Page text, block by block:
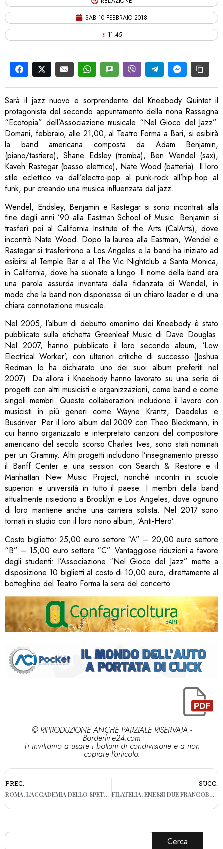
SAB 10 FEBBRAIO 2018
11:45
Sarà il jazz nuovo e sorprendente del Kneebody Quintet il
protagonista del secondo appuntamento della nona Rassegna
“Ecotopia” dell’Associazione musicale “Nel Gioco del Jazz”.
Domani, febbraio, alle 21,00, al Teatro Forma a Bari, si esibirà
la band americana composta da Adam Benjamin,
(piano/tastiere), Shane Edsley (tromba), Ben Wendel (sax),
Kaveh Rastegar (basso elettrico), Nate Wood (batteria). Il loro
stile eclettico va dall’electro-pop al punk-rock all’hip-hop al
funk, pur creando una musica influenzata dal jazz.
Wendel, Endsley, Benjamin e Rastegar si sono incontrati alla
fine degli anni ’90 alla Eastman School of Music. Benjamin si
trasferì poi al California Institute of the Arts (CalArts), dove
incontrò Nate Wood. Dopo la laurea alla Eastman, Wendel e
Rastegar si trasferirono a Los Angeles e la band ha iniziato ad
esibirsi al Temple Bar e al The Vic Nightclub a Santa Monica,
in California, dove ha suonato a lungo. Il nome della band era
una parola assurda inventata dalla fidanzata di Wendel, in
modo che la band non disponesse di un chiaro leader e di una
chiara connotazione musicale.
Nel 2005, l’album di debutto omonimo dei Kneebody è stato
pubblicato sulla etichetta Greenleaf Music di Dave Douglas.
Nel 2007, hanno pubblicato il loro secondo album, ‘Low
Electrical Worker’, con ulteriori critiche di successo (Joshua
Redman lo ha dichiarato uno dei suoi album preferiti nel
2007). Da allora i Kneebody hanno lavorato su una serie di
progetti con altri musicisti e organizzazioni, come band e come
singoli membri. Queste collaborazioni includono il lavoro con
musicisti in più generi come Wayne Krantz, Daedelus e
Busdriver. Per il loro album del 2009 con Theo Bleckmann, in
cui hanno organizzato e interpretato canzoni del compositore
americano del secolo scorso Charles Ives, sono stati nominati
per un Grammy. Altri progetti includono l’insegnamento presso
il Banff Center e una session con Search & Restore e il
Manhattan New Music Project, nonché incontri in scuole
superiori e università in tutto il paese. I membri della band
attualmente risiedono a Brooklyn e Los Angeles, dove ognuno
di loro mantiene anche una carriera solista. Nel 2017 sono
tornati in studio con il loro nono album, ‘Anti-Hero’.
Costo biglietto: 25,00 euro settore “A” – 20,00 euro settore
“B” – 15,00 euro settore “C”. Vantaggiose riduzioni a favore
degli studenti: l’Associazione “Nel Gioco del Jazz” mette a
disposizione 10 biglietti al costo di 10,00 euro, direttamente al
botteghino del Teatro Forma la sera del concerto.
© RIPRODUZIONE ANCHE PARZIALE RISERVATA -
Borderline24.com
Ti invitiamo a usare i bottoni di condivisione e a non
copiare l'articolo.
PREC.
ROMA, L’ACCADEMIA DELLO SPETTACOLO UNIKA DI BARI A “EUROPAINDANZA 2018” CON I SUOI 22 BALLERINI
SUCC.
FILATELIA, EMESSI DUE FRANCOBOLLI DEDICATI A DOMENICO MODUGNO E MIA MARTINI
Cerca